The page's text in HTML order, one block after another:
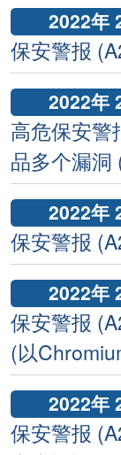
2022年
保安警报
2022年
高危保安警
品多个漏洞
2022年
保安警报
2022年
保安警报
(以
2022年
保安警报